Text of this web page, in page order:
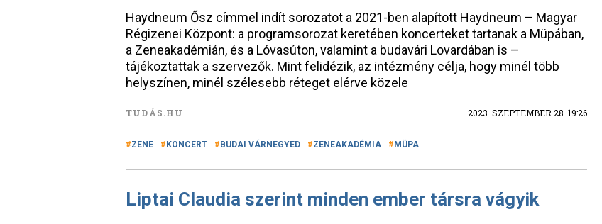
Haydneum Ősz címmel indít sorozatot a 2021-ben alapított Haydneum – Magyar
Régizenei Központ: a programsorozat keretében koncerteket tartanak a Müpában,
a Zeneakadémián, és a Lóvasúton, valamint a budavári Lovardában is –
tájékoztattak a szervezők. Mint felidézik, az intézmény célja, hogy minél több
helyszínen, minél szélesebb réteget elérve közele
TUDÁS.HU 2023. SZEPTEMBER 28. 19:26
ZENE KONCERT BUDAI VÁRNEGYED ZENEAKADÉMIA MÜPA
Liptai Claudia szerint minden ember társra vágyik